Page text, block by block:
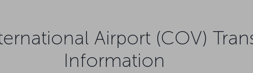
Airport (COV)
Information